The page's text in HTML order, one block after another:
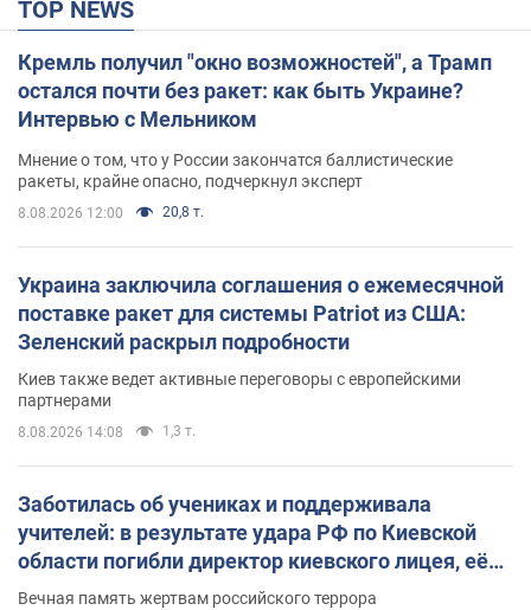
TOP NEWS
Кремль получил "окно возможностей", а Трамп
остался почти без ракет: как быть Украине?
Интервью с Мельником
Мнение о том, что у России закончатся баллистические
ракеты, крайне опасно, подчеркнул эксперт
8.08.2026 12:00 20,8 т.
Украина заключила соглашения о ежемесячной
поставке ракет для системы Patriot из США:
Зеленский раскрыл подробности
Киев также ведет активные переговоры с европейскими
партнерами
8.08.2026 14:08 1,3 т.
Заботилась об учениках и поддерживала
учителей: в результате удара РФ по Киевской
области погибли директор киевского лицея, её
муж и внук
Вечная память жертвам российского террора